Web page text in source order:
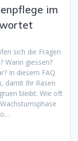
im
sich die Fragen
Wann giessen?
In diesem FAQ
damit Ihr Rasen
bleibt. Wie oft